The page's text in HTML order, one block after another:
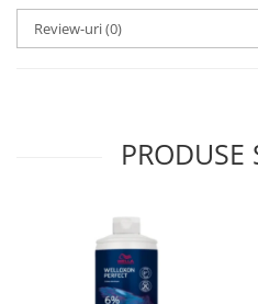
Review-uri(0)
PRODUSE